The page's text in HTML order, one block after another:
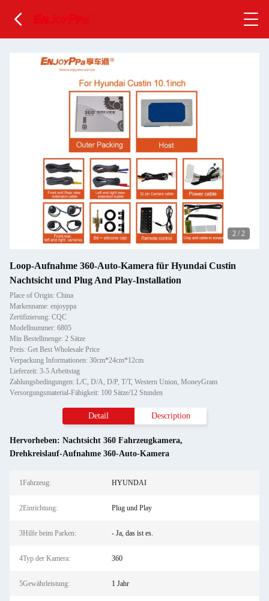
2 / 2
Loop-Aufnahme 360-Auto-Kamera für Hyundai Custin
Nachtsicht und Plug And Play-Installation
Place of Origin: China
Markenname: enjoyppa
Zertifizierung: CQC
Modellnummer: 6805
Min Bestellmenge: 2 Sätze
Preis: Get Best Wholesale Price
Verpackung Informationen: 30cm*24cm*12cm
Lieferzeit: 3-5 Arbeitstag
Zahlungsbedingungen: L/C, D/A, D/P, T/T, Western Union, MoneyGram
Versorgungsmaterial-Fähigkeit: 100 Sätze/12 Stunden
Detail Description
Hervorheben: Nachtsicht 360 Fahrzeugkamera,
Drehkreislauf-Aufnahme 360-Auto-Kamera
1Fahrzeug: HYUNDAI
2Einrichtung: Plug und Play
3Hilfe beim Parken: - Ja, das ist es.
4Typ der Kamera: 360
5Gewährleistung: 1 Jahr